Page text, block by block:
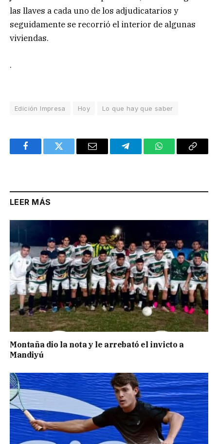
las llaves a cada uno de los adjudicatarios y
seguidamente se recorrió el interior de algunas
viviendas.
.
Edición Impresa Hoy Lo que hay que saber
FacebookTwitter Email TelegramWhatsAppCopy
LEER MÁS
Montaña dio la nota y le arrebató el invicto a
Mandiyú